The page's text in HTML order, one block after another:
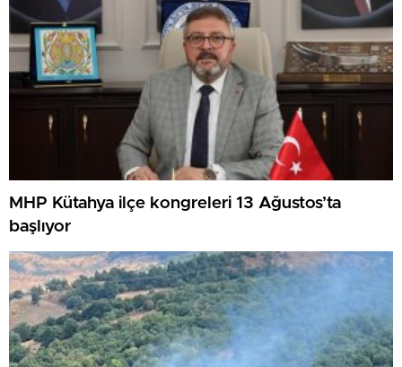
MHP Kütahya ilçe kongreleri 13 Ağustos’ta
başlıyor